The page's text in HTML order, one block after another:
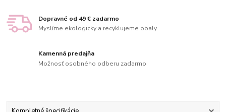
Dopravné od 49 € zadarmo
Myslíme ekologicky a recyklujeme obaly
Kamenná predajňa
Možnosť osobného odberu zadarmo